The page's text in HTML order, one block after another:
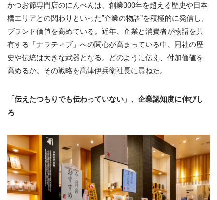
かつお節専門店のにんべんは、創業300年を超える歴史や日本
橋エリアとの関わりといった‟企業の物語”を積極的に発信し、
ブランド価値を高めている。近年、企業と消費者が物語を共
有する「ナラティブ」への関心が高まっている中、同社の歴
史や伝統は大きな武器となる。どのように伝え、付加価値を
高めるか。その戦略を髙津伊兵衛社長に尋ねた。
「伝えたつもりでも伝わっていない」、企業認知度に伸びし
ろ